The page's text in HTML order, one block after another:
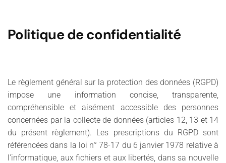
Politique de confidentialité
Le règlement général sur la protection des données (RGPD)
impose une information concise, transparente,
compréhensible et aisément accessible des personnes
concernées par la collecte de données (articles 12, 13 et 14
du présent règlement). Les prescriptions du RGPD sont
référencées dans la loi n° 78-17 du 6 janvier 1978 relative à
l'informatique, aux fichiers et aux libertés, dans sa nouvelle